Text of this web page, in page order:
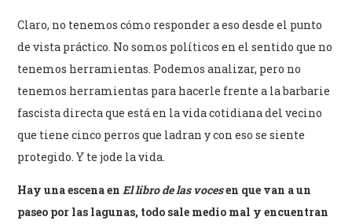
Claro, no tenemos cómo responder a eso desde el punto
de vista práctico. No somos políticos en el sentido que no
tenemos herramientas. Podemos analizar, pero no
tenemos herramientas para hacerle frente a la barbarie
fascista directa que está en la vida cotidiana del vecino
que tiene cinco perros que ladran y con eso se siente
protegido. Y te jode la vida.
Hay una escena enEl libro de las vocesen que van a un
paseo por las lagunas, todo sale medio mal y encuentran